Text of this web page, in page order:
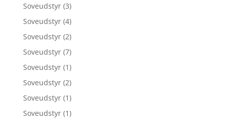
Soveudstyr (3)
Soveudstyr (4)
Soveudstyr (2)
Soveudstyr (7)
Soveudstyr (1)
Soveudstyr (2)
Soveudstyr (1)
Soveudstyr (1)